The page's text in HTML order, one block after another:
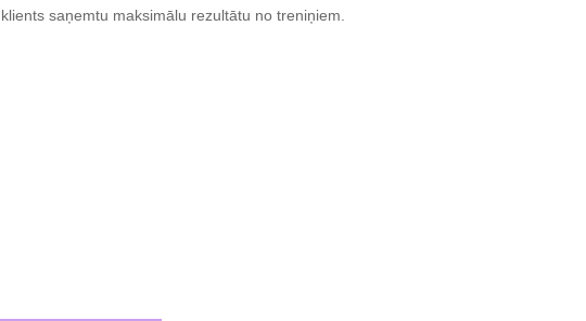
klients saņemtu maksimālu rezultātu no treniņiem.